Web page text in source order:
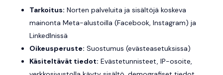
Tarkoitus: Norten palveluita ja sisältöjä koskeva
mainonta Meta-alustoilla (Facebook, Instagram) ja
LinkedInissä
Oikeusperuste: Suostumus (evästeasetuksissa)
Käsiteltävät tiedot: Evästetunnisteet, IP-osoite,